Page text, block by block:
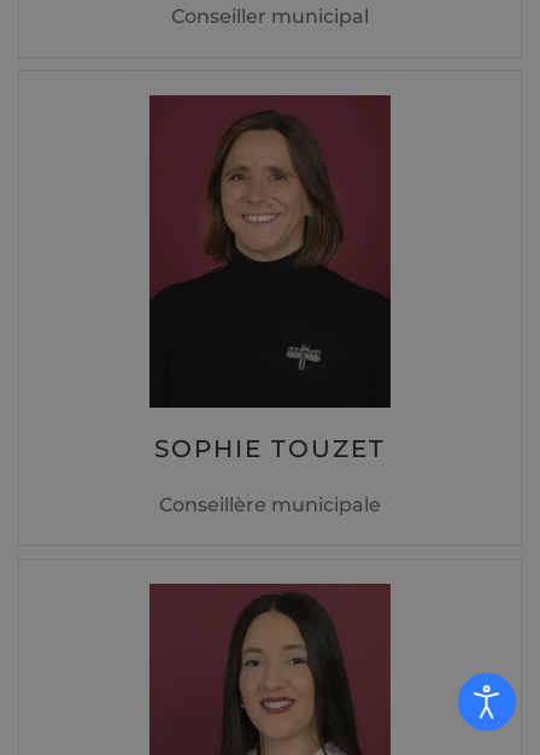
Conseiller municipal
SOPHIE TOUZET
Conseillère municipale